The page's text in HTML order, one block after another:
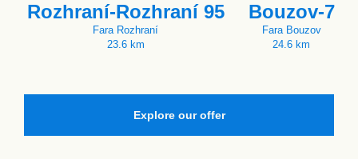
Rozhraní-Rozhraní 95
Fara Rozhraní
23.6 km
Bouzov-7
Fara Bouzov
24.6 km
Explore our offer